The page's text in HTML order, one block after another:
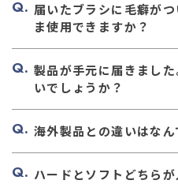
届いたブラシに毛癖が
ま使用できますか？
製品が手元に届きまし
いでしょうか？
海外製品との違いはなん
ハードとソフトどちら